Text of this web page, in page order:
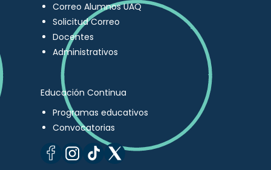
Correo Alumnos UAQ
Solicitud Correo
Docentes
Administrativos
Educación Continua
Programas educativos
Convocatorias